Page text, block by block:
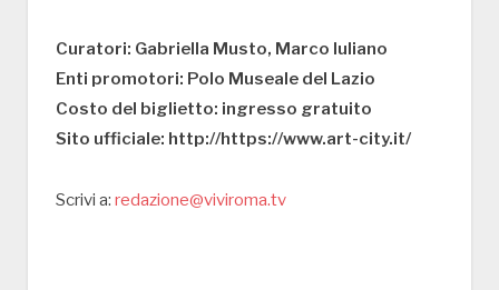
Curatori: Gabriella Musto, Marco Iuliano
Enti promotori: Polo Museale del Lazio
Costo del biglietto: ingresso gratuito
Sito ufficiale: http://https://www.art-city.it/
Scrivi a: redazione@viviroma.tv